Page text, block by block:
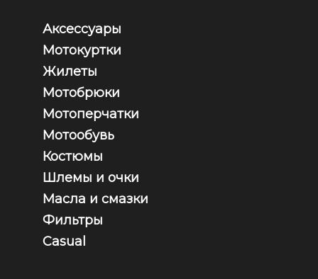
Аксессуары
Мотокуртки
Жилеты
Мотобрюки
Мотоперчатки
Мотообувь
Костюмы
Шлемы и очки
Масла и смазки
Фильтры
Casual